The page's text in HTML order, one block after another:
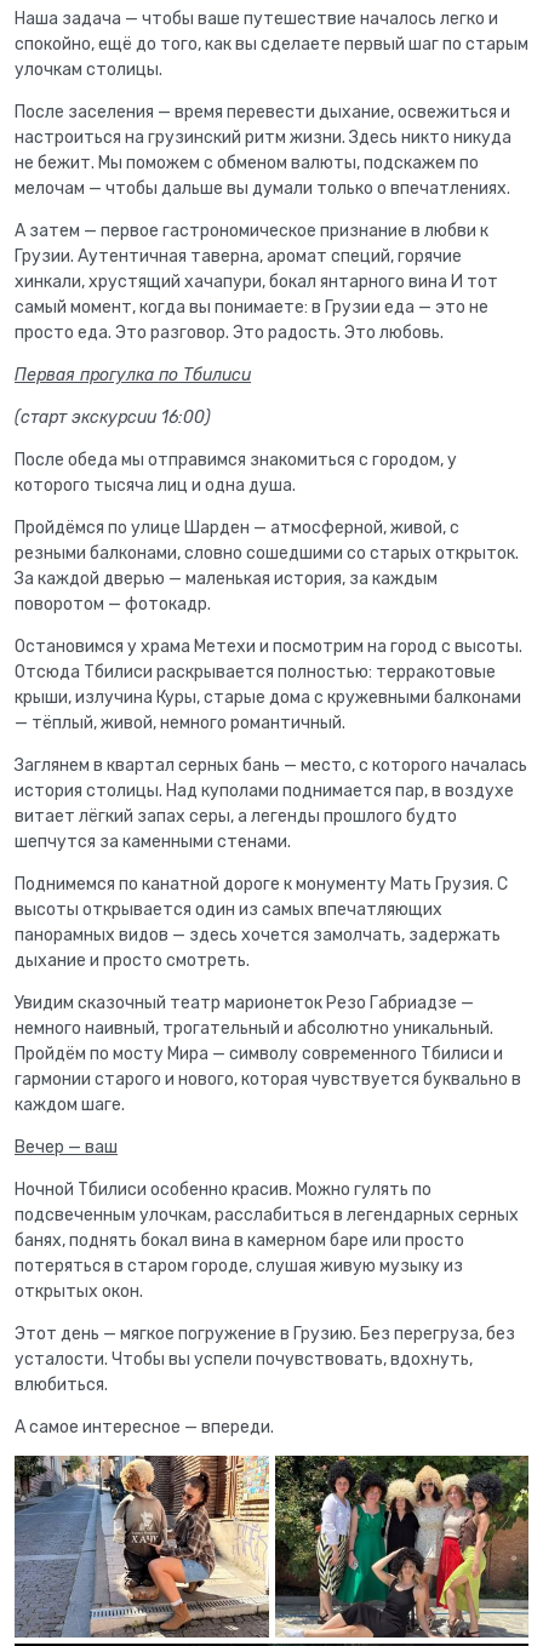
Наша задача — чтобы ваше путешествие началось легко и
спокойно, ещё до того, как вы сделаете первый шаг по старым
улочкам столицы.
После заселения — время перевести дыхание, освежиться и
настроиться на грузинский ритм жизни. Здесь никто никуда
не бежит. Мы поможем с обменом валюты, подскажем по
мелочам — чтобы дальше вы думали только о впечатлениях.
А затем — первое гастрономическое признание в любви к
Грузии. Аутентичная таверна, аромат специй, горячие
хинкали, хрустящий хачапури, бокал янтарного вина И тот
самый момент, когда вы понимаете: в Грузии еда — это не
просто еда. Это разговор. Это радость. Это любовь.
Первая прогулка по Тбилиси
(старт экскурсии 16:00)
После обеда мы отправимся знакомиться с городом, у
которого тысяча лиц и одна душа.
Пройдёмся по улице Шарден — атмосферной, живой, с
резными балконами, словно сошедшими со старых открыток.
За каждой дверью — маленькая история, за каждым
поворотом — фотокадр.
Остановимся у храма Метехи и посмотрим на город с высоты.
Отсюда Тбилиси раскрывается полностью: терракотовые
крыши, излучина Куры, старые дома с кружевными балконами
— тёплый, живой, немного романтичный.
Заглянем в квартал серных бань — место, с которого началась
история столицы. Над куполами поднимается пар, в воздухе
витает лёгкий запах серы, а легенды прошлого будто
шепчутся за каменными стенами.
Поднимемся по канатной дороге к монументу Мать Грузия. С
высоты открывается один из самых впечатляющих
панорамных видов — здесь хочется замолчать, задержать
дыхание и просто смотреть.
Увидим сказочный театр марионеток Резо Габриадзе —
немного наивный, трогательный и абсолютно уникальный.
Пройдём по мосту Мира — символу современного Тбилиси и
гармонии старого и нового, которая чувствуется буквально в
каждом шаге.
Вечер — ваш
Ночной Тбилиси особенно красив. Можно гулять по
подсвеченным улочкам, расслабиться в легендарных серных
банях, поднять бокал вина в камерном баре или просто
потеряться в старом городе, слушая живую музыку из
открытых окон.
Этот день — мягкое погружение в Грузию. Без перегруза, без
усталости. Чтобы вы успели почувствовать, вдохнуть,
влюбиться.
А самое интересное — впереди.